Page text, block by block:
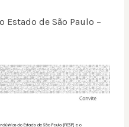
Estado de São Paulo –